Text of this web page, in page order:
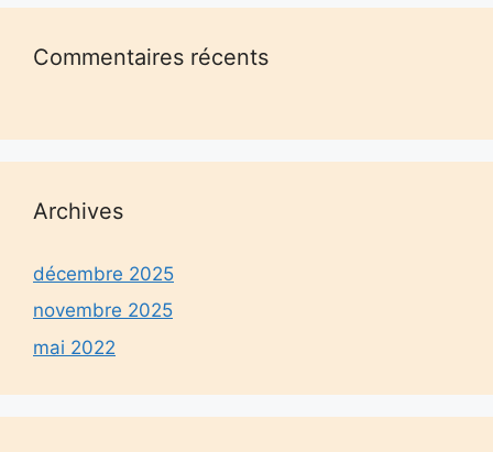
Commentaires récents
Archives
décembre 2025
novembre 2025
mai 2022